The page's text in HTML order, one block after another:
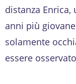
distanza
anni più
solamente
essere